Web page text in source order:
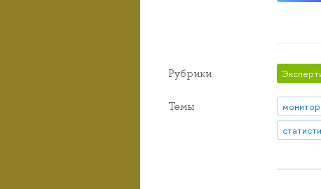
Рубрики
Темы